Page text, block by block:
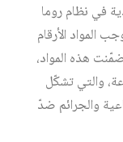
في نظام روما
المواد الأرقام
تضمّنت هذه المواد،
والتي تشكّل
والجرائم ضدّ